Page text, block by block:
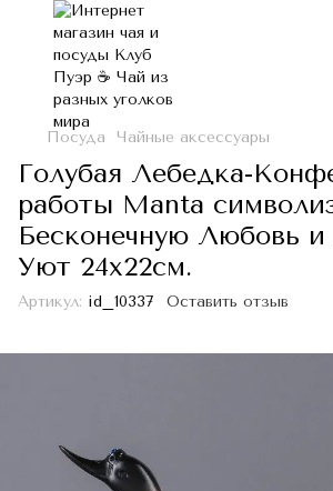
Посуда Чайные аксессуары
Голубая Лебедка-
работы Manta
Бесконечную Любовь
Уют 24х22см.
Артикул: id_10337 Оставить отзыв